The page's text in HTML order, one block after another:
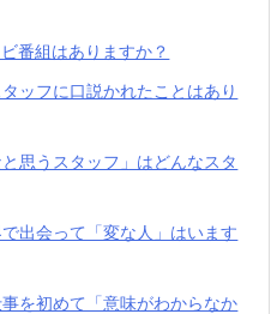
番組はありますか？
ッフに口説かれたことはあり
思うスタッフ」はどんなスタ
出会って「変な人」はいます
を初めて「意味がわからなか